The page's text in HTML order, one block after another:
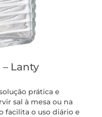
Lanty
prática e
sal à mesa ou na
facilita o uso diário e